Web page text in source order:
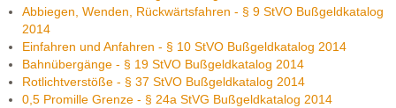
Abbiegen, Wenden, Rückwärtsfahren - § 9 StVO Bußgeldkatalog
2014
Einfahren und Anfahren - § 10 StVO Bußgeldkatalog 2014
Bahnübergänge - § 19 StVO Bußgeldkatalog 2014
Rotlichtverstöße - § 37 StVO Bußgeldkatalog 2014
0,5 Promille Grenze - § 24a StVG Bußgeldkatalog 2014